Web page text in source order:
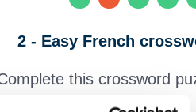
2 - Easy French
this crossword